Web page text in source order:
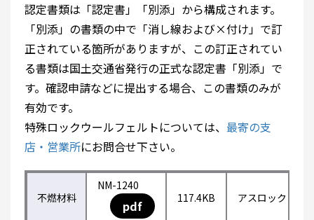
認定書類は「認定書」「別添」から構成されます。
「別添」の書類の中で「消し線および×付け」で訂
正されている箇所がありますが、この訂正されてい
る書類は国土交通省発行の正式な認定書「別添」で
す。確認申請などに提出する場合、この書類のみが
有効です。
特殊ロックウールフェルトについては、 最寄の支
店・営業所にお問合せ下さい。
不燃材料
NM-1240
pdf 117.4KB アスロック